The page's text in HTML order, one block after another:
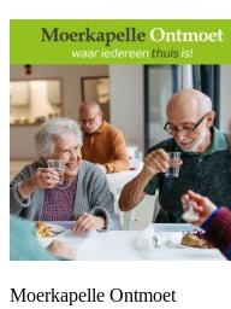
Moerkapelle Ontmoet